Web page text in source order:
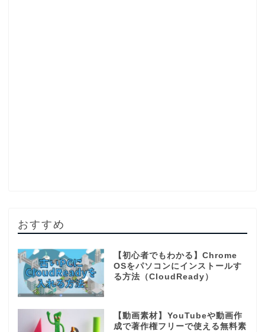
おすすめ
【初心者でもわかる】Chrome
OSをパソコンにインストールす
る方法（CloudReady）
【動画素材】YouTubeや動画作
成で著作権フリーで使える無料素